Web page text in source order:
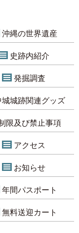
沖縄の世界遺産
史跡内紹介
発掘調査
城城跡関連グッズ
限及び禁止事項
アクセス
お知らせ
年間パスポート
無料送迎カート